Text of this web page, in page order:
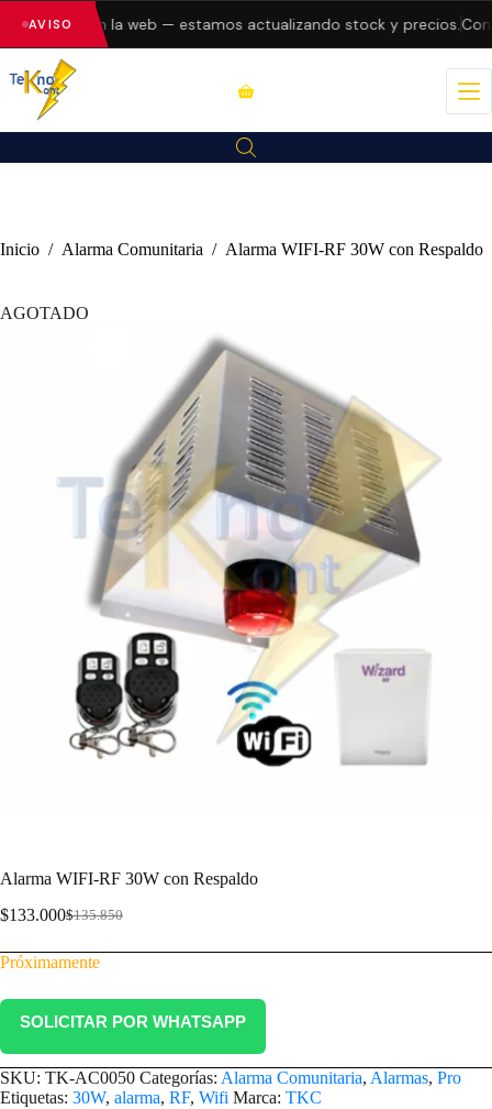
AVISO
errores en la web — estamos actualizando stock y precios.
Inicio / Alarma Comunitaria / Alarma WIFI-RF 30W con Respaldo
AGOTADO
Alarma WIFI-RF 30W con Respaldo
$135.850
$133.000
Próximamente
SOLICITAR POR WHATSAPP
SKU: TK-AC0050 Categorías: Alarma Comunitaria, Alarmas, Pro
Etiquetas: 30W, alarma, RF, Wifi Marca: TKC